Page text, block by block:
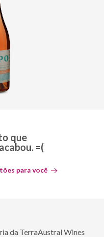
que
=(
para você
da TerraAustral Wines